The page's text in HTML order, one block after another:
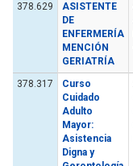
378.629
ASISTENTE
DE
ENFERMERÍA
MENCIÓN
GERIATRÍA
378.317
Curso
Cuidado
Adulto
Mayor:
Asistencia
Digna y